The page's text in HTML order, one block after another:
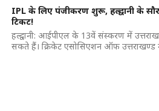
IPL के लिए पंजीकरण शुरू, हल्द्वानी के
टिकट!
हल्द्वानी: आईपीएल के 13वें संस्करण में
सकते हैं। क्रिकेट एसोसिएशन ऑफ